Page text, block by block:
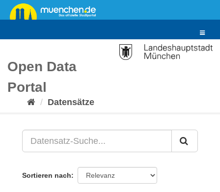
Überspringen
zum
Toggle
Open Data
Portal
Datensätze
Sortieren nach